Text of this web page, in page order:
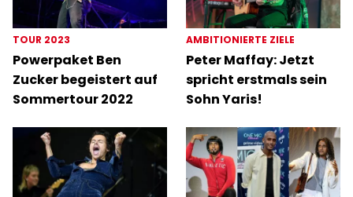
TOUR 2023
Powerpaket Ben
Zucker begeistert auf
Sommertour 2022
AMBITIONIERTE ZIELE
Peter Maffay: Jetzt
spricht erstmals sein
Sohn Yaris!